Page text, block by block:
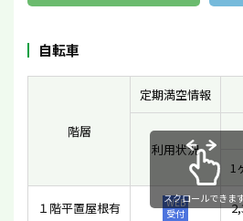
自転車
階層
定期満空情報
利用状況
1
１階平置屋根有
WEB
受付
スクロールできま